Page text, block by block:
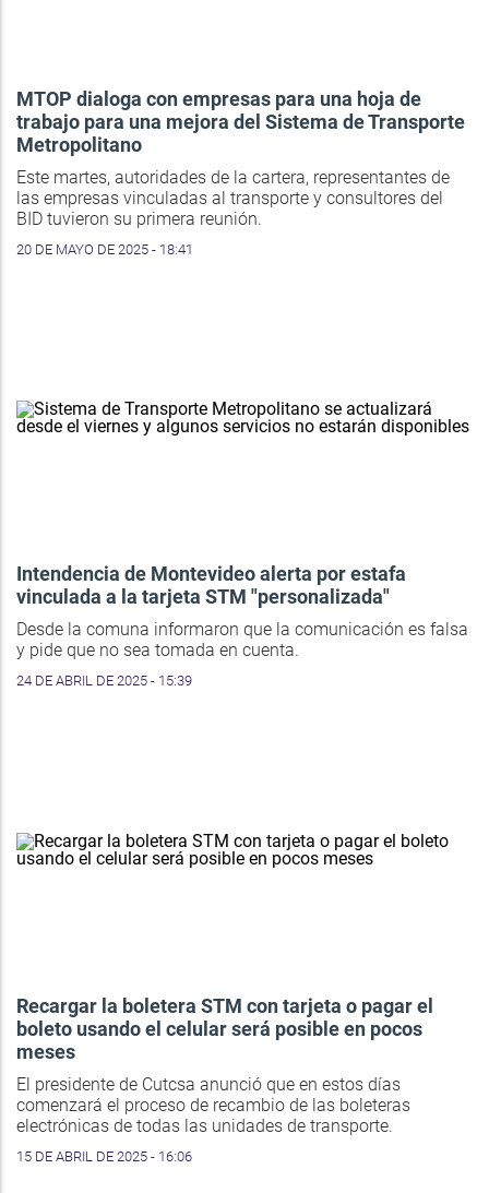
MTOP dialoga con empresas para una hoja de
trabajo para una mejora del Sistema de Transporte
Metropolitano
Este martes, autoridades de la cartera, representantes de
las empresas vinculadas al transporte y consultores del
BID tuvieron su primera reunión.
20 DE MAYO DE 2025 - 18:41
Intendencia de Montevideo alerta por estafa
vinculada a la tarjeta STM "personalizada"
Desde la comuna informaron que la comunicación es falsa
y pide que no sea tomada en cuenta.
24 DE ABRIL DE 2025 - 15:39
Recargar la boletera STM con tarjeta o pagar el
boleto usando el celular será posible en pocos
meses
El presidente de Cutcsa anunció que en estos días
comenzará el proceso de recambio de las boleteras
electrónicas de todas las unidades de transporte.
15 DE ABRIL DE 2025 - 16:06